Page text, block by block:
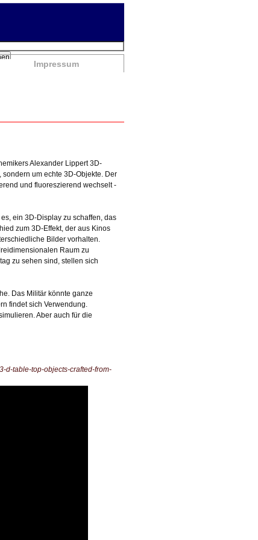
Impressum
Alexander Lippert 3D-
um echte 3D-Objekte. Der
und fluoreszierend wechselt -
ein 3D-Display zu schaffen, das
zum 3D-Effekt, der aus Kinos
Bilder vorhalten.
Raum zu
zu sehen sind, stellen sich
Das Militär könnte ganze
findet sich Verwendung.
Aber auch für die
d-table-top-objects-crafted-from-